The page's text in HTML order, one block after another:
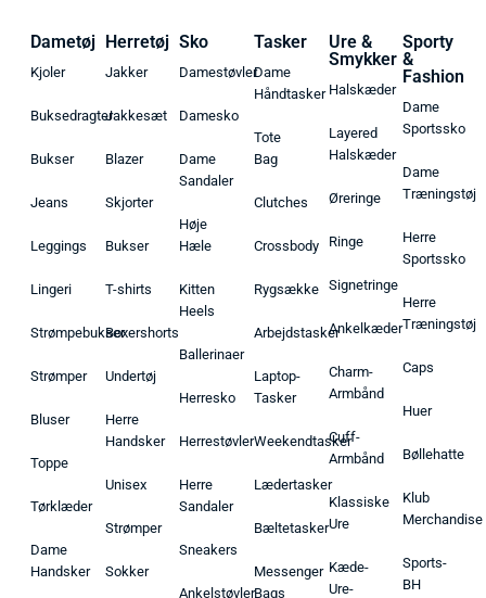
Dametøj
Kjoler
Buksedragter
Bukser
Jeans
Leggings
Lingeri
Strømpebukser
Strømper
Bluser
Toppe
Tørklæder
Dame
Handsker
Herretøj
Jakker
Jakkesæt
Blazer
Skjorter
Bukser
T-shirts
Boxershorts
Undertøj
Herre
Handsker
Unisex
Strømper
Sokker
Sko
Damestøvler
Damesko
Dame
Sandaler
Høje
Hæle
Kitten
Heels
Ballerinaer
Herresko
Herrestøvler
Herre
Sandaler
Sneakers
Ankelstøvler
Tasker
Dame
Håndtasker
Tote
Bag
Clutches
Crossbody
Rygsække
Arbejdstasker
Laptop-
Tasker
Weekendtasker
Lædertasker
Bæltetasker
Messenger
Bags
Ure &
Smykker
Halskæder
Layered
Halskæder
Øreringe
Ringe
Signetringe
Ankelkæder
Charm-
Armbånd
Cuff-
Armbånd
Klassiske
Ure
Kæde-
Ure-
Sporty
&
Fashion
Dame
Sportssko
Dame
Træningstøj
Herre
Sportssko
Herre
Træningstøj
Caps
Huer
Bøllehatte
Klub
Merchandise
Sports-
BH